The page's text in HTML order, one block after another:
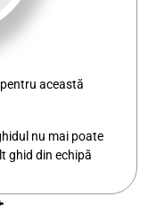
această
nu mai poate
ghid din echipă